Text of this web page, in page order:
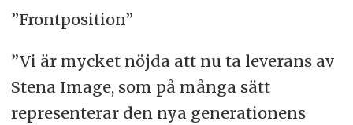
”Frontposition”
”Vi är mycket nöjda att nu ta leverans av
Stena Image, som på många sätt
representerar den nya generationens